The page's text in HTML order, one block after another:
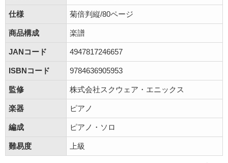
仕様 菊倍判縦/80ページ
商品構成 楽譜
JANコード 4947817246657
ISBNコード 9784636905953
監修 株式会社スクウェア・エニックス
楽器 ピアノ
編成 ピアノ・ソロ
難易度 上級